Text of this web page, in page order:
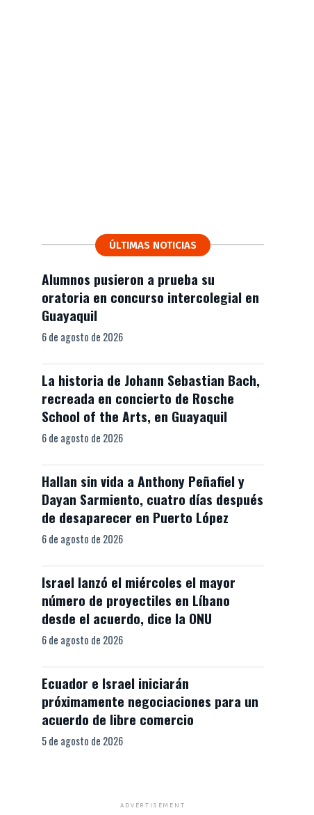
ÚLTIMAS NOTICIAS
Alumnos pusieron a prueba su
oratoria en concurso intercolegial en
Guayaquil
6 de agosto de 2026
La historia de Johann Sebastian Bach,
recreada en concierto de Rosche
School of the Arts, en Guayaquil
6 de agosto de 2026
Hallan sin vida a Anthony Peñafiel y
Dayan Sarmiento, cuatro días después
de desaparecer en Puerto López
6 de agosto de 2026
Israel lanzó el miércoles el mayor
número de proyectiles en Líbano
desde el acuerdo, dice la ONU
6 de agosto de 2026
Ecuador e Israel iniciarán
próximamente negociaciones para un
acuerdo de libre comercio
5 de agosto de 2026
ADVERTISEMENT